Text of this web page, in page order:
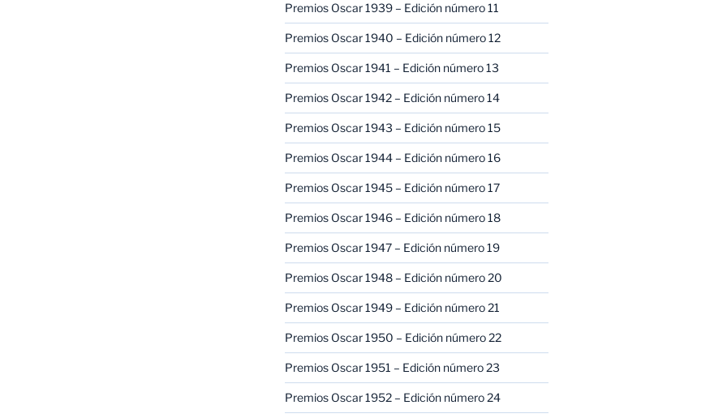
Premios Oscar 1939 – Edición número 11
Premios Oscar 1940 – Edición número 12
Premios Oscar 1941 – Edición número 13
Premios Oscar 1942 – Edición número 14
Premios Oscar 1943 – Edición número 15
Premios Oscar 1944 – Edición número 16
Premios Oscar 1945 – Edición número 17
Premios Oscar 1946 – Edición número 18
Premios Oscar 1947 – Edición número 19
Premios Oscar 1948 – Edición número 20
Premios Oscar 1949 – Edición número 21
Premios Oscar 1950 – Edición número 22
Premios Oscar 1951 – Edición número 23
Premios Oscar 1952 – Edición número 24